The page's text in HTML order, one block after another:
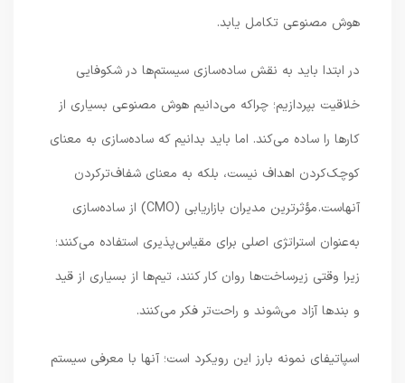
هوش مصنوعی تکامل یابد.
در ابتدا باید به نقش ساده‌سازی سیستم‌ها در شکوفایی
خلاقیت بپردازیم؛ چراکه می‌دانیم هوش مصنوعی بسیاری از
کارها را ساده می‌کند. اما باید بدانیم که ساده‌سازی به معنای
کوچک‌کردن اهداف نیست، بلکه به معنای شفاف‌ترکردن
آنهاست. مؤثرترین مدیران بازاریابی (CMO) از ساده‌سازی
به‌عنوان استراتژی اصلی برای مقیاس‌پذیری استفاده می‌کنند؛
زیرا وقتی زیرساخت‌ها روان کار کنند، تیم‌ها از بسیاری از قید
و بندها آزاد می‌شوند و راحت‌تر فکر می‌کنند.
اسپاتیفای نمونه بارز این رویکرد است؛ آنها با معرفی سیستم